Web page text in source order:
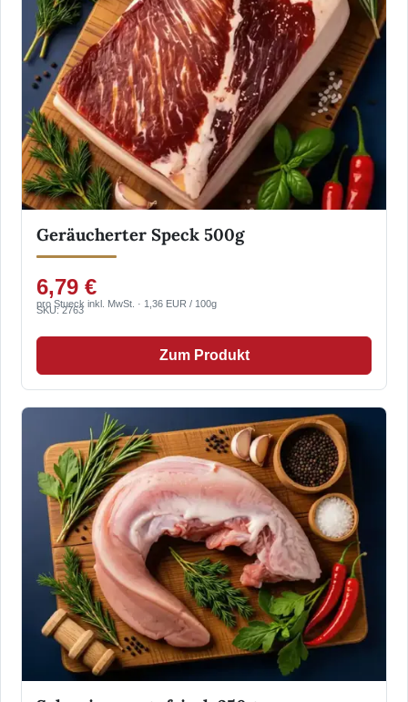
Geräucherter Speck 500g
6,79 €
pro Stueck inkl. MwSt. · 1,36 EUR / 100g
SKU: 2763
Zum Produkt